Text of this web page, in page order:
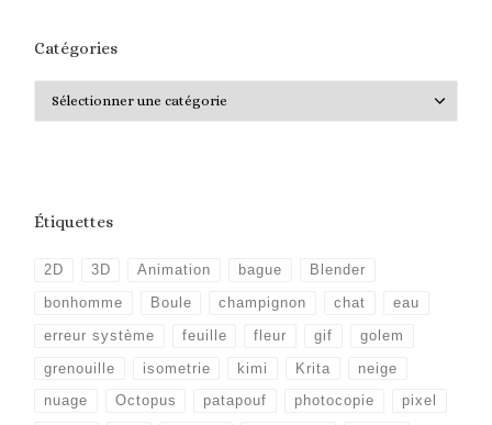
Catégories
Étiquettes
2D 3D Animation bague Blender
bonhomme Boule champignon chat eau
erreur système feuille fleur gif golem
grenouille isometrie kimi Krita neige
nuage Octopus patapouf photocopie pixel